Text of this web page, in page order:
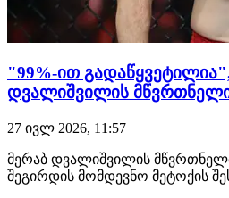
"99%-ით
დვალიშვილის მწვრთნელი
27 ივლ 2026, 11:57
მერაბ დვალიშვილის
შეგირდის მომდევნო მეტოქის